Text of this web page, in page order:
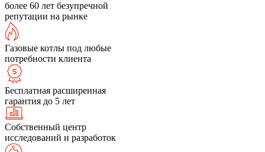
более 60 лет безупречной
репутации на рынке
Газовые котлы под любые
потребности клиента
Бесплатная расширенная
гарантия до 5 лет
Собственный центр
исследований и разработок